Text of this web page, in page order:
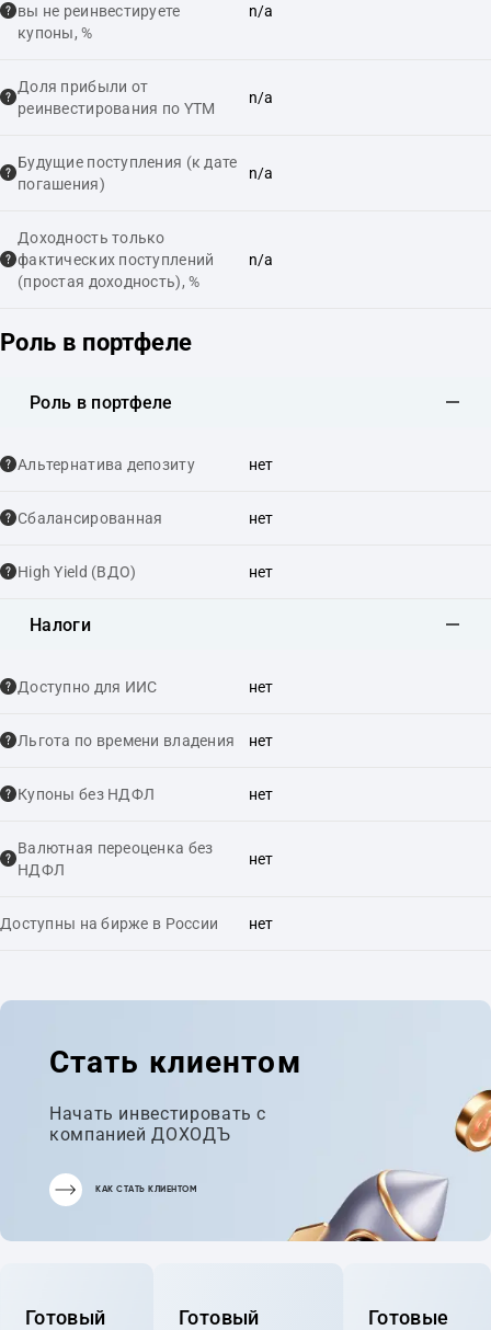
вы не реинвестируете
купоны, %
n/a
Доля прибыли от
реинвестирования по YTM
n/a
Будущие поступления (к дате
погашения)
n/a
Доходность только
фактических поступлений
(простая доходность), %
n/a
Роль в портфеле
Роль в портфеле
Альтернатива депозиту нет
Сбалансированная нет
High Yield (ВДО) нет
Налоги
Доступно для ИИС нет
Льгота по времени владения нет
Купоны без НДФЛ нет
Валютная переоценка без
НДФЛ
нет
Доступны на бирже в России нет
Стать клиентом
Начать инвестировать с
компанией ДОХОДЪ
КАК СТАТЬ КЛИЕНТОМ
Готовый
Готовый
Готовые